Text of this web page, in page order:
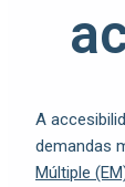
A
demandas
Múltiple